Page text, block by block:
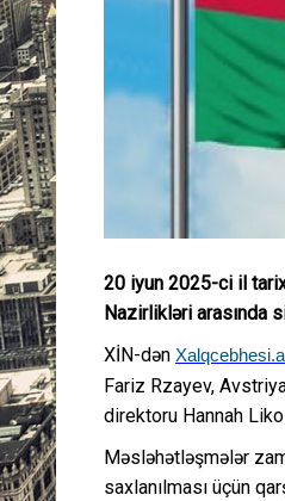
20 iyun 2025-ci il
Nazirlikləri arasında
XİN-dən
Fariz Rzayev,
direktoru Hannah
Məsləhətləşmələr
saxlanılması üçün